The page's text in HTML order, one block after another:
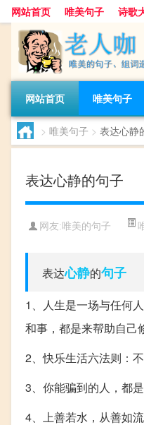
网站首页 唯美句子 诗歌
网站首页 唯美句子
> 唯美句子 > 表达心静
表达心静的句子
网友:唯美的句子
表达心静的句子
1、人生是一场与任何
和事，都是来帮助自己
2、快乐生活六法则：
3、你能骗到的人，都是
4、上善若水，从善如流